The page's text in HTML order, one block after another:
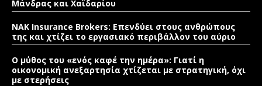
Μάνδρας και Χαϊδαρίου
NAK Insurance Brokers: Επενδύει στους ανθρώπους
της και χτίζει το εργασιακό περιβάλλον του αύριο
Ο μύθος του «ενός καφέ την ημέρα»: Γιατί η
οικονομική ανεξαρτησία χτίζεται με στρατηγική, όχι
με στερήσεις